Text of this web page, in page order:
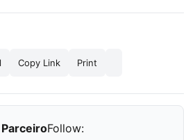
Copy Link Print
Follow: